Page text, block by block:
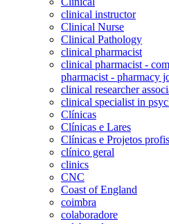
clinical instructor
Clinical Nurse
Clinical Pathology
clinical pharmacist
clinical pharmacist -
pharmacist - pharmacy
clinical researcher
clinical specialist in
Clínicas
Clínicas e Lares
Clínicas e Projetos
clínico geral
clinics
CNC
Coast of England
coimbra
colaboradore